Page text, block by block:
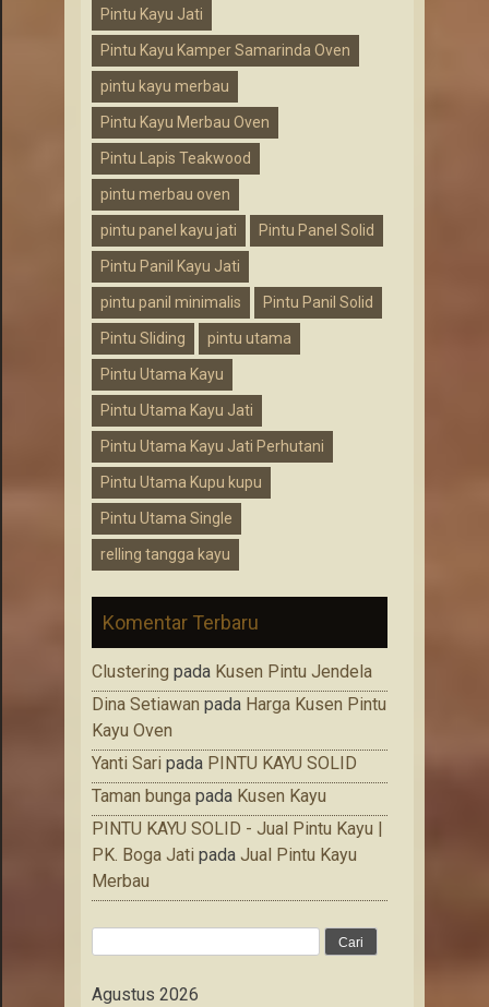
Pintu Kayu Jati
Pintu Kayu Kamper Samarinda Oven
pintu kayu merbau
Pintu Kayu Merbau Oven
Pintu Lapis Teakwood
pintu merbau oven
pintu panel kayu jati Pintu Panel Solid
Pintu Panil Kayu Jati
pintu panil minimalis Pintu Panil Solid
Pintu Sliding pintu utama
Pintu Utama Kayu
Pintu Utama Kayu Jati
Pintu Utama Kayu Jati Perhutani
Pintu Utama Kupu kupu
Pintu Utama Single
relling tangga kayu
Komentar Terbaru
Clustering pada Kusen Pintu Jendela
Dina Setiawan pada Harga Kusen Pintu
Kayu Oven
Yanti Sari pada PINTU KAYU SOLID
Taman bunga pada Kusen Kayu
PINTU KAYU SOLID - Jual Pintu Kayu |
PK. Boga Jati pada Jual Pintu Kayu
Merbau
Agustus 2026